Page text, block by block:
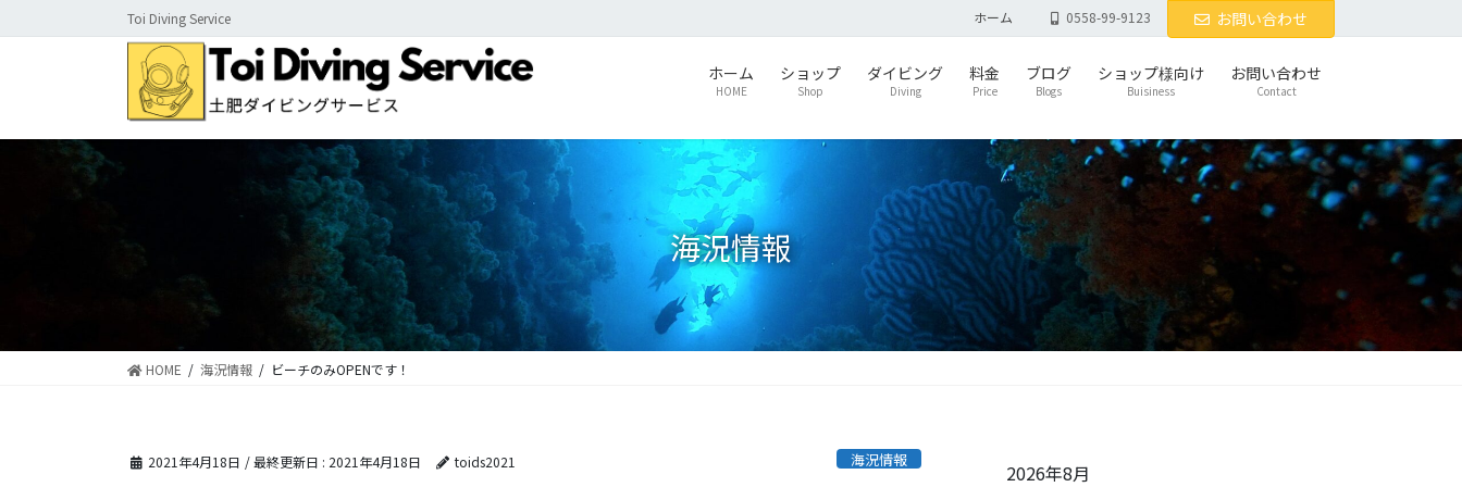
ン
に
ビ
ョ
Toi Diving Service ホーム 0558-99-9123 お問い合わせ
ホーム
HOME
ショップ
Shop
ダイビング
Diving
料金
Price
ブログ
Blogs
ショップ様向け
Buisiness
お問い合わせ
Contact
海況情報
HOME 海況情報 ビーチのみOPENです！
2021年4月18日 / 最終更新日 : 2021年4月18日 toids2021 海況情報
2026年8月